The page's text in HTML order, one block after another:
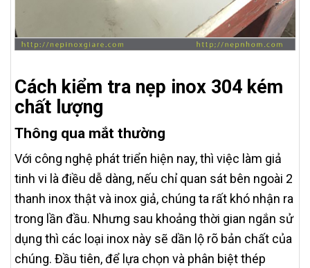
Cách kiểm tra nẹp inox 304 kém
chất lượng
Thông qua mắt thường
Với công nghệ phát triển hiện nay, thì việc làm giả
tinh vi là điều dễ dàng, nếu chỉ quan sát bên ngoài 2
thanh inox thật và inox giả, chúng ta rất khó nhận ra
trong lần đầu. Nhưng sau khoảng thời gian ngắn sử
dụng thì các loại inox này sẽ dần lộ rõ bản chất của
chúng. Đầu tiên, để lựa chọn và phân biệt thép